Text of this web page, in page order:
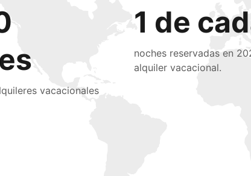
vacacionales
1 de
noches reservadas en
alquiler vacacional.
hoy